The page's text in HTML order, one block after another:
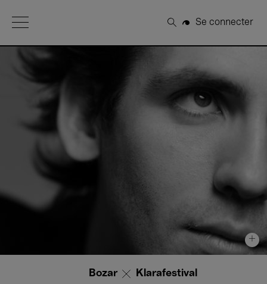
Open Menu
Rechercher
Se connecter
+
Bozar Klarafestival